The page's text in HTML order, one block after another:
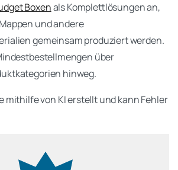
Boxenals Komplettlösungen an,
und andere
gemeinsam produziert werden.
über
hinweg.
mithilfe von KI erstellt und kann Fehler